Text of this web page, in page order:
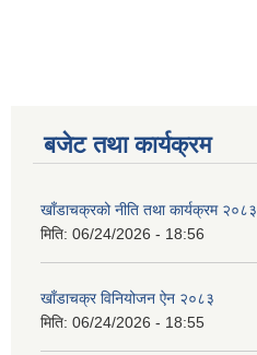
बजेट तथा कार्यक्रम
खाँडाचक्रको नीति तथा कार्यक्रम २०८३
मिति: 06/24/2026 - 18:56
खाँडाचक्र विनियोजन ऐन २०८३
मिति: 06/24/2026 - 18:55